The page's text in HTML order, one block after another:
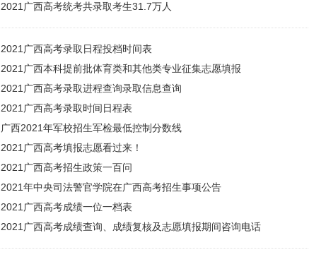
2021广西高考统考共录取考生31.7万人
2021广西高考录取日程投档时间表
2021广西本科提前批体育类和其他类专业征集志愿填报
2021广西高考录取进程查询录取信息查询
2021广西高考录取时间日程表
广西2021年军校招生军检最低控制分数线
2021广西高考填报志愿看过来！
2021广西高考招生政策一百问
2021年中央司法警官学院在广西高考招生事项公告
2021广西高考成绩一位一档表
2021广西高考成绩查询、成绩复核及志愿填报期间咨询电话